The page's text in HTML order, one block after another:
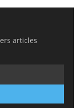
articles